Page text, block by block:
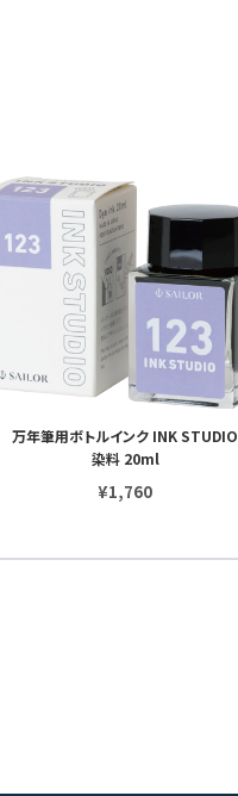
万年筆用ボトルインク INK STUDIO
染料 20ml
¥1,760